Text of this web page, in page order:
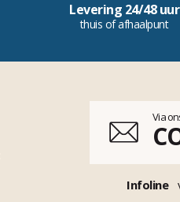
Levering 24/48 uur
thuis of afhaalpunt
Via
Infoline